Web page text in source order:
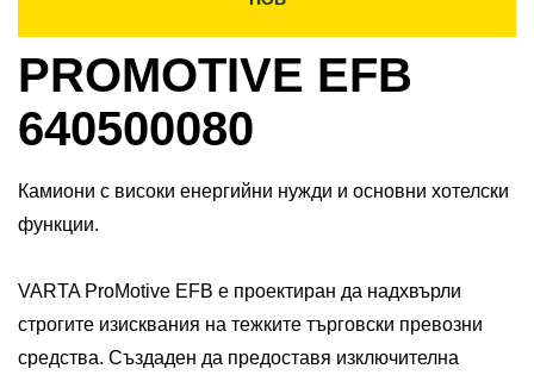
PROMOTIVE EFB
640500080
Камиони с високи енергийни нужди и основни хотелски
функции.
VARTA ProMotive EFB е проектиран да надхвърли
строгите изисквания на тежките търговски превозни
средства. Създаден да предоставя изключителна